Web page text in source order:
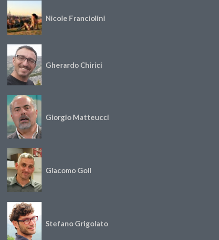
Nicole Franciolini
Gherardo Chirici
Giorgio Matteucci
Giacomo Goli
Stefano Grigolato